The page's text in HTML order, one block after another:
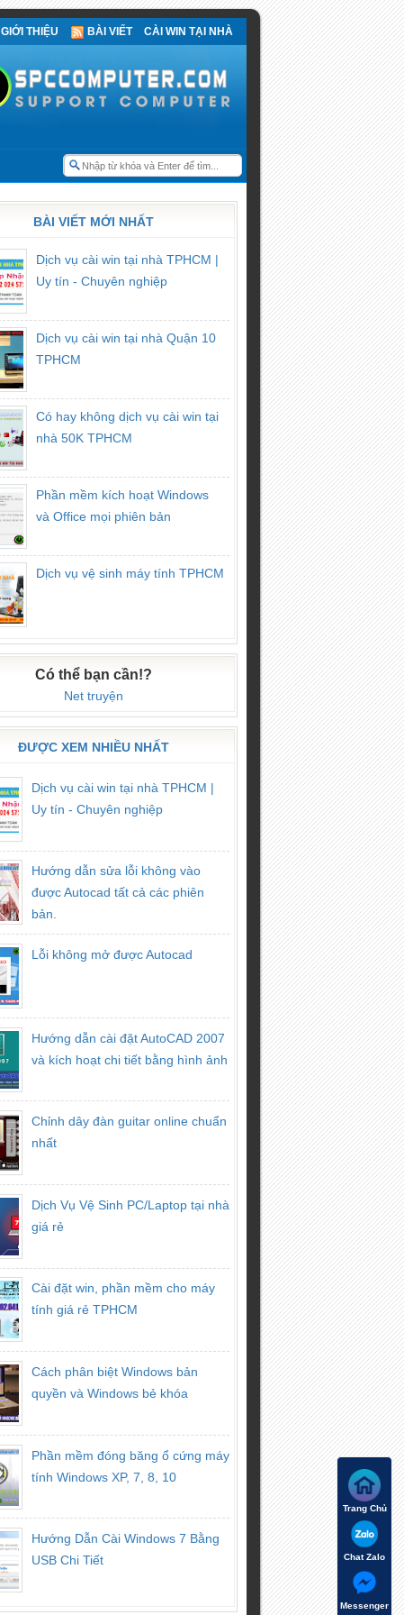
GIỚI THIỆU BÀI VIẾT CÀI WIN TẠI NHÀ
BÀI VIẾT MỚI NHẤT
Dịch vụ cài win tại nhà TPHCM |
Uy tín - Chuyên nghiệp
Dịch vụ cài win tại nhà Quận 10
TPHCM
Có hay không dịch vụ cài win tại
nhà 50K TPHCM
Phần mềm kích hoạt Windows
và Office mọi phiên bản
Dịch vụ vệ sinh máy tính TPHCM
Có thể bạn cần!?
Net truyện
ĐƯỢC XEM NHIỀU NHẤT
Dịch vụ cài win tại nhà TPHCM |
Uy tín - Chuyên nghiệp
Hướng dẫn sửa lỗi không vào
được Autocad tất cả các phiên
bản.
Lỗi không mở được Autocad
Hướng dẫn cài đặt AutoCAD 2007
và kích hoạt chi tiết bằng hình ảnh
Chỉnh dây đàn guitar online chuẩn
nhất
Dịch Vụ Vệ Sinh PC/Laptop tại nhà
giá rẻ
Cài đặt win, phần mềm cho máy
tính giá rẻ TPHCM
Cách phân biệt Windows bản
quyền và Windows bẻ khóa
Phần mềm đóng băng ổ cứng máy
tính Windows XP, 7, 8, 10
Hướng Dẫn Cài Windows 7 Bằng
USB Chi Tiết
Trang Chủ
Chat Zalo
Messenger